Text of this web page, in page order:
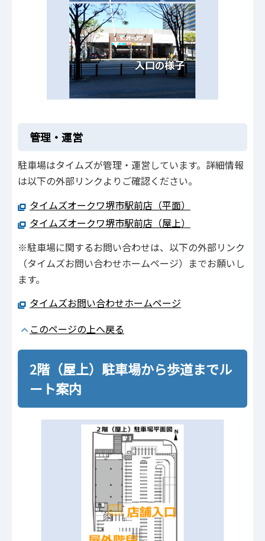
管理・運営
駐車場はタイムズが管理・運営しています。詳細情報
は以下の外部リンクよりご確認ください。
タイムズオークワ堺市駅前店（平面）
タイムズオークワ堺市駅前店（屋上）
※駐車場に関するお問い合わせは、以下の外部リンク
（タイムズお問い合わせホームページ）までお願いし
ます。
タイムズお問い合わせホームページ
このページの上へ戻る
2階（屋上）駐車場から歩道までル
ート案内